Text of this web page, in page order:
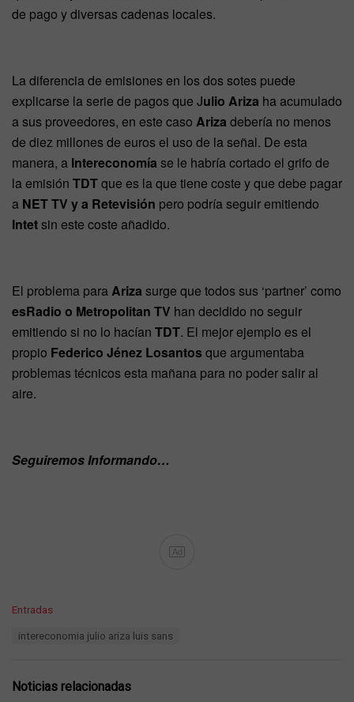
de pago y diversas cadenas locales.
La diferencia de emisiones en los dos sotes puede
explicarse la serie de pagos que Julio Ariza ha acumulado
a sus proveedores, en este caso Ariza debería no menos
de diez millones de euros el uso de la señal. De esta
manera, a Intereconomía se le habría cortado el grifo de
la emisión TDTque es la que tiene coste y que debe pagar
a NET TV y a Retevisión pero podría seguir emitiendo
Intetsin este coste añadido.
El problema paraAriza surge que todos sus ‘partner’ como
esRadio o Metropolitan TV han decidido no seguir
emitiendo si no lo hacían TDT. El mejor ejemplo es el
propio Federico Jénez Losantos que argumentaba
problemas técnicos esta mañana para no poder salir al
aire.
Seguiremos Informando…
Ad
C
o
r
Entradas
:
intereconomia julio ariza luis sans
Noticias relacionadas